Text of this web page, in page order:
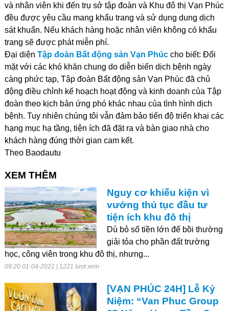
và nhân viên khi đến trụ sở tập đoàn và Khu đô thị Vạn Phúc
đều được yêu cầu mang khẩu trang và sử dụng dung dịch
sát khuẩn. Nếu khách hàng hoặc nhân viên không có khẩu
trang sẽ được phát miễn phí.
Đại diện Tập đoàn Bất động sản Vạn Phúccho biết: Đối
mặt với các khó khăn chung do diễn biến dịch bệnh ngày
càng phức tạp, Tập đoàn Bất động sản Vạn Phúc đã chủ
động điều chỉnh kế hoạch hoạt động và kinh doanh của Tập
đoàn theo kịch bản ứng phó khác nhau của tình hình dịch
bệnh. Tuy nhiên chúng tôi vẫn đảm bảo tiến độ triển khai các
hạng mục hạ tầng, tiện ích đã đặt ra và bàn giao nhà cho
khách hàng đúng thời gian cam kết.
Theo Baodautu
XEM THÊM
Nguy cơ khiếu kiện vì
vướng thủ tục đầu tư
tiện ích khu đô thị
Dù bỏ số tiền lớn để bồi thường
giải tỏa cho phần đất trường
học, công viên trong khu đô thị, nhưng...
09:20 01-04-2021 | 1221 lượt xem
[VẠN PHÚC 24H] Lễ Kỷ
Niệm: “Van Phuc Group